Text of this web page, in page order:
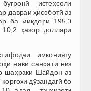
истеҳсоли
давраи ҳисоботӣ аз
ба миқдори 195,0
ҳазор доллари
имконияту
нави саноатӣ низ
шаҳраки Шайдон аз
дӯзандагӣ бо